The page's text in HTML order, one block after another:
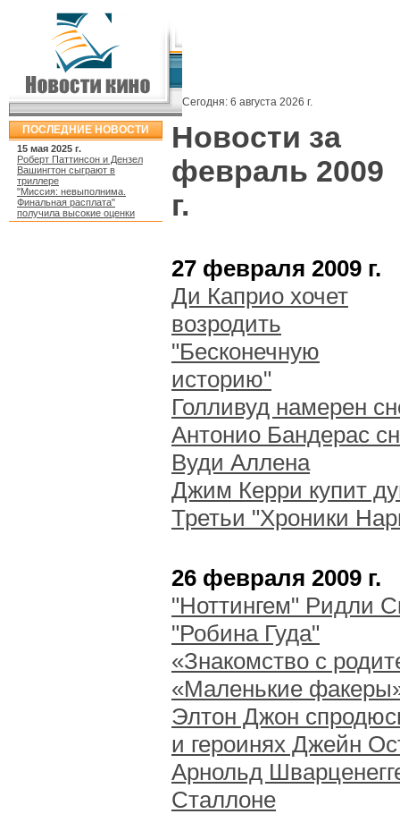
Сегодня: 6 августа 2026 г.
ПОСЛЕДНИЕ НОВОСТИ
15 мая 2025 г.
Роберт Паттинсон и Дензел
Вашингтон сыграют в
триллере
"Миссия: невыполнима.
Финальная расплата"
получила высокие оценки
Новости за
февраль 2009
г.
27 февраля 2009 г.
Ди Каприо хочет
возродить
"Бесконечную
историю"
Голливуд намерен
Антонио Бандерас
Вуди Аллена
Джим Керри купит
Третьи "Хроники
26 февраля 2009 г.
"Ноттингем" Ридли
"Робина Гуда"
«Знакомство с
«Маленькие
Элтон Джон
и героинях Джейн
Арнольд
Сталлоне